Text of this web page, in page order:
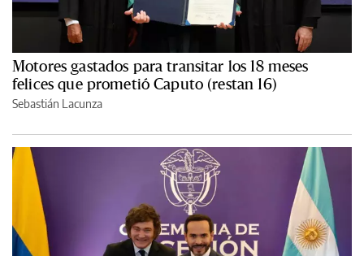
Motores gastados para transitar los 18 meses
felices que prometió Caputo (restan 16)
Sebastián Lacunza